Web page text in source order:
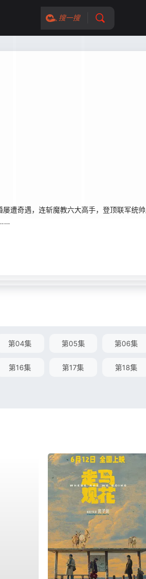
搜一搜
屡遭奇遇，连斩魔教六大高手，登顶联军
……
第04集 第05集 第06集
第16集 第17集 第18集